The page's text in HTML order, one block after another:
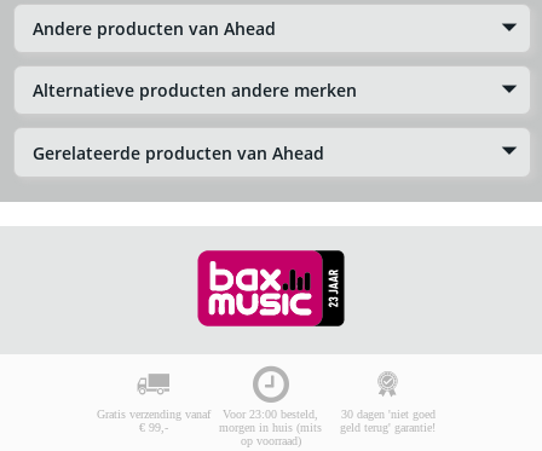
Andere producten van Ahead
Alternatieve producten andere merken
Gerelateerde producten van Ahead
Gratis verzending vanaf
€ 99,-
Voor 23:00 besteld,
morgen in huis (mits
op voorraad)
30 dagen 'niet goed
geld terug' garantie!